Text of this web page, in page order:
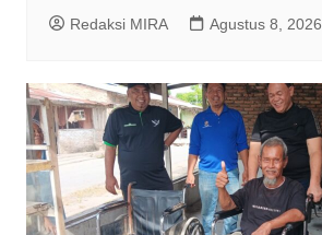
Redaksi MIRA Agustus 8, 2026